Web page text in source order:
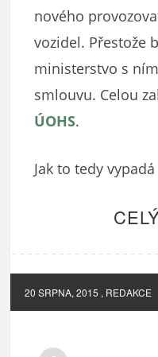
nového
vozidel. Přestože
ministerstvo s
smlouvu. Celou
ÚOHS.
Jak to tedy
20 SRPNA, 2015 , REDAKCE